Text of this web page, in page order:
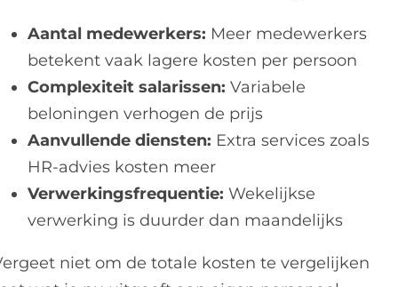
Aantal medewerkers: Meer medewerkers
betekent vaak lagere kosten per persoon
Complexiteit salarissen: Variabele
beloningen verhogen de prijs
Aanvullende diensten: Extra services zoals
HR-advies kosten meer
Verwerkingsfrequentie: Wekelijkse
verwerking is duurder dan maandelijks
niet om de totale kosten te vergelijken